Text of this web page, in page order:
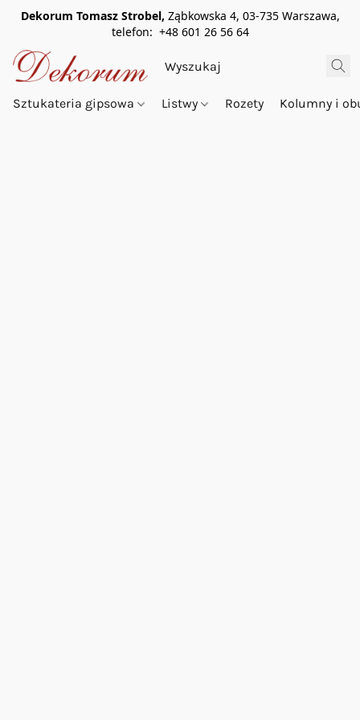
Dekorum Tomasz Strobel, Ząbkowska 4, 03-735 Warszawa,
telefon: +48 601 26 56 64
Sztukateria gipsowa Listwy Rozety Kolumny i